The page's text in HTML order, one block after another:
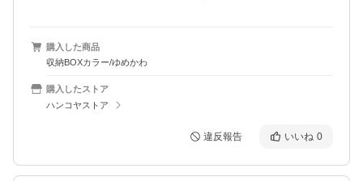
購入した商品
収納BOXカラー/ゆめかわ
購入したストア
ハンコヤストア
違反報告 いいね 0